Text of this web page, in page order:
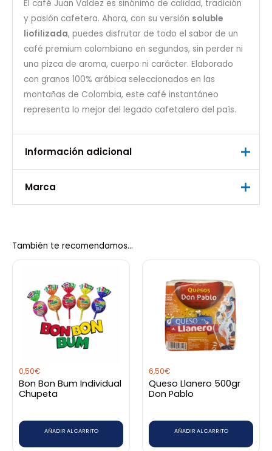
El café Juan Valdez es sinónimo de calidad, tradición
y pasión cafetera. Ahora, con su versión soluble
liofilizada, puedes disfrutar de todo el sabor de un
café premium colombiano en segundos, sin perder ni
una pizca de aroma, cuerpo ni carácter. Elaborado
con granos 100% arábica seleccionados en las
montañas de Colombia, este café instantáneo
representa lo mejor del legado cafetalero del país.
Información adicional
Peso
Marca
Juan Valdez
También te recomendamos…
0,50€
Bon Bon Bum Individual
Chupeta
AÑADIR AL CARRITO
6,50€
Queso Llanero 500gr
Don Pablo
AÑADIR AL CARRITO